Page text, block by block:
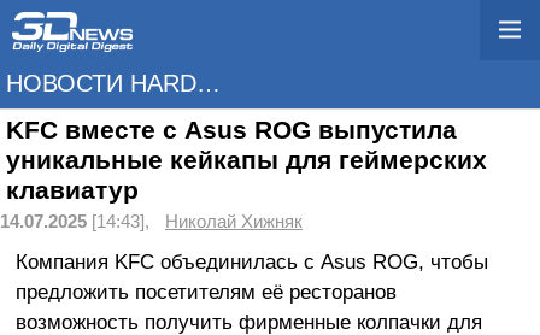
НОВОСТИ HARDWARE
KFC вместе с Asus ROG выпустила
уникальные кейкапы для геймерских
клавиатур
14.07.2025 [14:43], Николай Хижняк
Компания KFC объединилась с Asus ROG, чтобы
предложить посетителям её ресторанов
возможность получить фирменные колпачки для